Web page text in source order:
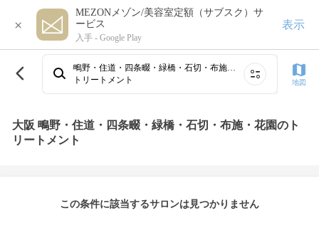
×
MEZONメゾン/美容室定額（サブスク）サ
ービス
入手 - Google Play
表示
鴫野・住道・四条畷・緑橋・石切・布施・花園
トリートメント
地図
大阪 鴫野・住道・四条畷・緑橋・石切・布施・花園のト
リートメント
この条件に該当するサロンは見つかりません